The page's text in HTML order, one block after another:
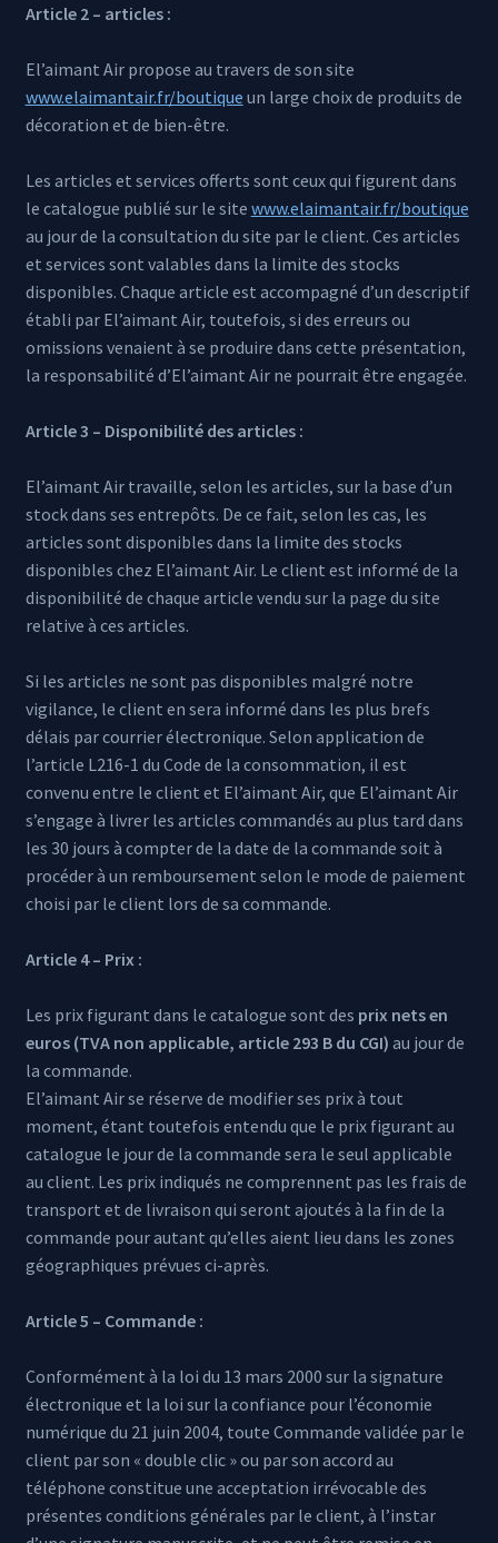
Article 2 – articles :
El’aimant Air propose au travers de son site
www.elaimantair.fr/boutique un large choix de produits de
décoration et de bien-être.
Les articles et services offerts sont ceux qui figurent dans
le catalogue publié sur le site www.elaimantair.fr/boutique
au jour de la consultation du site par le client. Ces articles
et services sont valables dans la limite des stocks
disponibles. Chaque article est accompagné d’un descriptif
établi par El’aimant Air, toutefois, si des erreurs ou
omissions venaient à se produire dans cette présentation,
la responsabilité d’El’aimant Air ne pourrait être engagée.
Article 3 – Disponibilité des articles :
El’aimant Air travaille, selon les articles, sur la base d’un
stock dans ses entrepôts. De ce fait, selon les cas, les
articles sont disponibles dans la limite des stocks
disponibles chez El’aimant Air. Le client est informé de la
disponibilité de chaque article vendu sur la page du site
relative à ces articles.
Si les articles ne sont pas disponibles malgré notre
vigilance, le client en sera informé dans les plus brefs
délais par courrier électronique. Selon application de
l’article L216-1 du Code de la consommation, il est
convenu entre le client et El’aimant Air, que El’aimant Air
s’engage à livrer les articles commandés au plus tard dans
les 30 jours à compter de la date de la commande soit à
procéder à un remboursement selon le mode de paiement
choisi par le client lors de sa commande.
Article 4 – Prix :
Les prix figurant dans le catalogue sont des prix nets en
euros (TVA non applicable, article 293 B du CGI) au jour de
la commande.
El’aimant Air se réserve de modifier ses prix à tout
moment, étant toutefois entendu que le prix figurant au
catalogue le jour de la commande sera le seul applicable
au client. Les prix indiqués ne comprennent pas les frais de
transport et de livraison qui seront ajoutés à la fin de la
commande pour autant qu’elles aient lieu dans les zones
géographiques prévues ci-après.
Article 5 – Commande :
Conformément à la loi du 13 mars 2000 sur la signature
électronique et la loi sur la confiance pour l’économie
numérique du 21 juin 2004, toute Commande validée par le
client par son « double clic » ou par son accord au
téléphone constitue une acceptation irrévocable des
présentes conditions générales par le client, à l’instar